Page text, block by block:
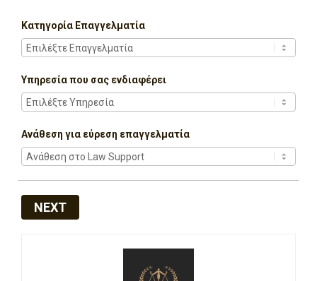
Κατηγορία Επαγγελματία
Υπηρεσία που σας ενδιαφέρει
Ανάθεση για εύρεση επαγγελματία
NEXT